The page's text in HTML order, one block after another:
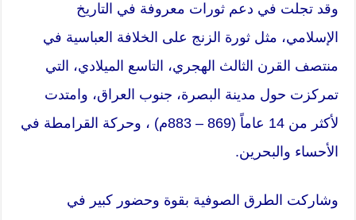
وقد تجلت في دعم ثورات معروفة في التاريخ
الإسلامي، مثل ثورة الزنج على الخلافة العباسية في
منتصف القرن الثالث الهجري، التاسع الميلادي، التي
تمركزت حول مدينة البصرة، جنوب العراق، وامتدت
لأكثر من 14 عاماً (869 – 883م) ، وحركة القرامطة في
الأحساء والبحرين.
وشاركت الطرق الصوفية بقوة وحضور كبير في